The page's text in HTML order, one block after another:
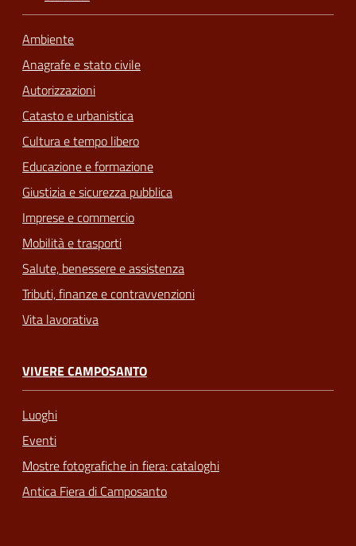
Ambiente
Anagrafe e stato civile
Autorizzazioni
Catasto e urbanistica
Cultura e tempo libero
Educazione e formazione
Giustizia e sicurezza pubblica
Imprese e commercio
Mobilità e trasporti
Salute, benessere e assistenza
Tributi, finanze e contravvenzioni
Vita lavorativa
VIVERE CAMPOSANTO
Luoghi
Eventi
Mostre fotografiche in fiera: cataloghi
Antica Fiera di Camposanto